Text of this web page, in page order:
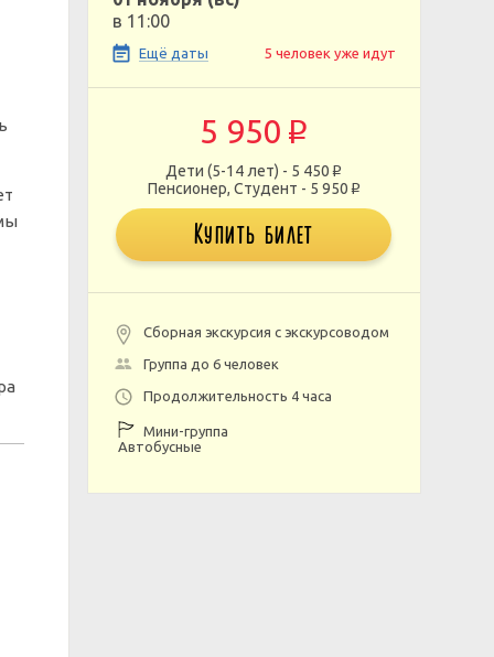
в 11:00
Ещё даты 5 человек уже идут
5 950 p
Дети (5-14 лет) - 5 450 p
Пенсионер, Студент - 5 950 p
Купить билет
Сборная экскурсия с экскурсоводом
Группа до 6 человек
Продолжительность 4 часа
Мини-группа
Автобусные